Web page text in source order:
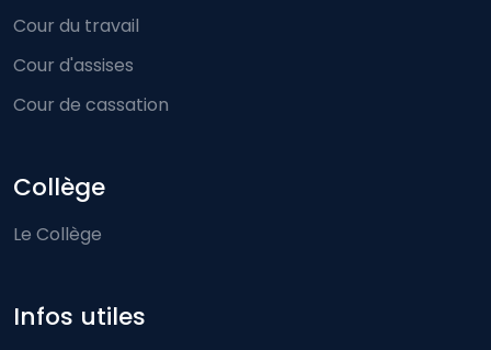
Cour du travail
Cour d'assises
Cour de cassation
Collège
Le Collège
Infos utiles